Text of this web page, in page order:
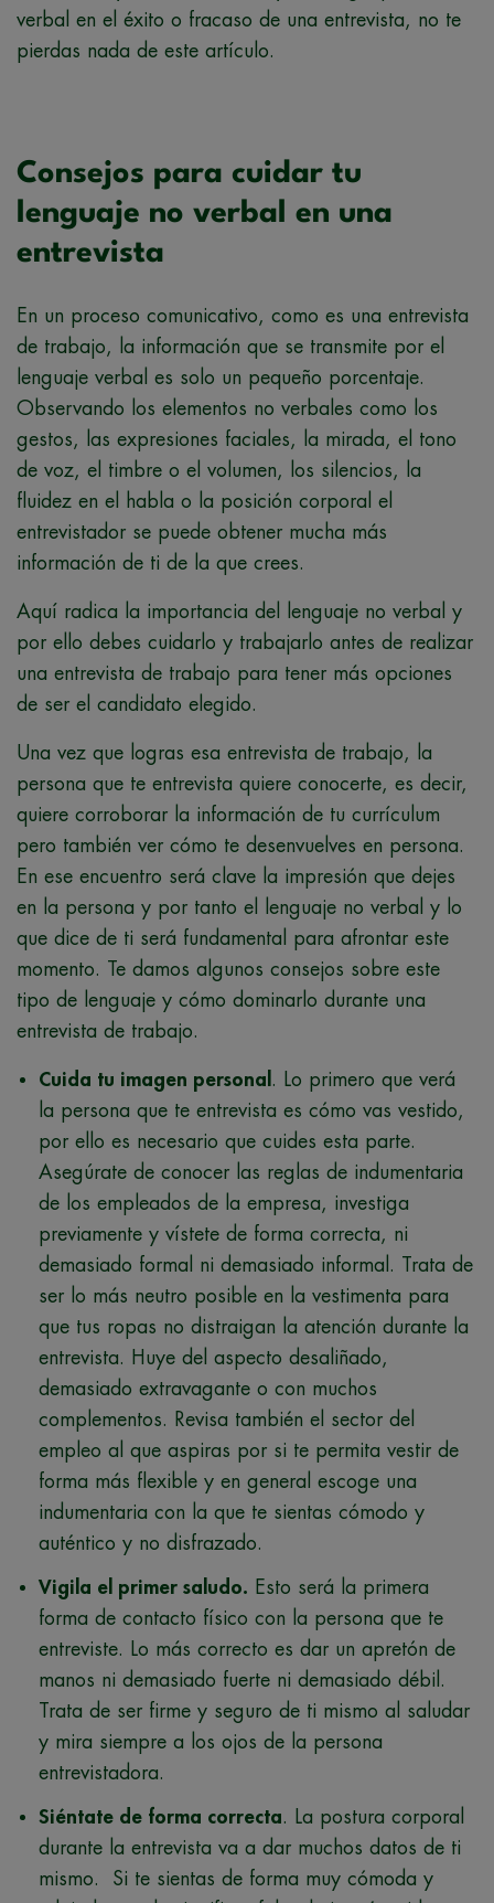
verbal en el éxito o fracaso de una entrevista, no te
pierdas nada de este artículo.
Consejos para cuidar tu
lenguaje no verbal en una
entrevista
En un proceso comunicativo, como es una entrevista
de trabajo, la información que se transmite por el
lenguaje verbal es solo un pequeño porcentaje.
Observando los elementos no verbales como los
gestos, las expresiones faciales, la mirada, el tono
de voz, el timbre o el volumen, los silencios, la
fluidez en el habla o la posición corporal el
entrevistador se puede obtener mucha más
información de ti de la que crees.
Aquí radica la importancia del lenguaje no verbal y
por ello debes cuidarlo y trabajarlo antes de realizar
una entrevista de trabajo para tener más opciones
de ser el candidato elegido.
Una vez que logras esa entrevista de trabajo, la
persona que te entrevista quiere conocerte, es decir,
quiere corroborar la información de tu currículum
pero también ver cómo te desenvuelves en persona.
En ese encuentro será clave la impresión que dejes
en la persona y por tanto el lenguaje no verbal y lo
que dice de ti será fundamental para afrontar este
momento. Te damos algunos consejos sobre este
tipo de lenguaje y cómo dominarlo durante una
entrevista de trabajo.
Cuida tu imagen personal . Lo primero que verá
la persona que te entrevista es cómo vas vestido,
por ello es necesario que cuides esta parte.
Asegúrate de conocer las reglas de indumentaria
de los empleados de la empresa, investiga
previamente y vístete de forma correcta, ni
demasiado formal ni demasiado informal. Trata de
ser lo más neutro posible en la vestimenta para
que tus ropas no distraigan la atención durante la
entrevista. Huye del aspecto desaliñado,
demasiado extravagante o con muchos
complementos. Revisa también el sector del
empleo al que aspiras por si te permita vestir de
forma más flexible y en general escoge una
indumentaria con la que te sientas cómodo y
auténtico y no disfrazado.
Vigila el primer saludo. Esto será la primera
forma de contacto físico con la persona que te
entreviste. Lo más correcto es dar un apretón de
manos ni demasiado fuerte ni demasiado débil.
Trata de ser firme y seguro de ti mismo al saludar
y mira siempre a los ojos de la persona
entrevistadora.
Siéntate de forma correcta. La postura corporal
durante la entrevista va a dar muchos datos de ti
mismo. Si te sientas de forma muy cómoda y